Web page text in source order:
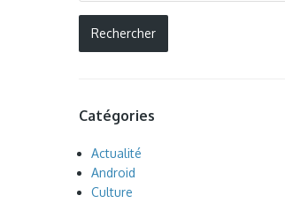
Catégories
Actualité
Android
Culture